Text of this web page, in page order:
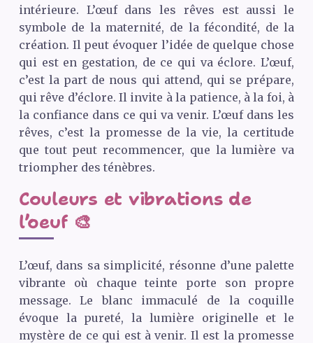
intérieure. L’œuf dans les rêves est aussi le
symbole de la maternité, de la fécondité, de la
création. Il peut évoquer l’idée de quelque chose
qui est en gestation, de ce qui va éclore. L’œuf,
c’est la part de nous qui attend, qui se prépare,
qui rêve d’éclore. Il invite à la patience, à la foi, à
la confiance dans ce qui va venir. L’œuf dans les
rêves, c’est la promesse de la vie, la certitude
que tout peut recommencer, que la lumière va
triompher des ténèbres.
Couleurs et vibrations de
l’oeuf 🎨
L’œuf, dans sa simplicité, résonne d’une palette
vibrante où chaque teinte porte son propre
message. Le blanc immaculé de la coquille
évoque la pureté, la lumière originelle et le
mystère de ce qui est à venir. Il est la promesse